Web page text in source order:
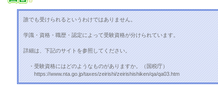
誰でも受けられるというわけではありません。
学識・資格・職歴・認定によって受験資格が分けられています。
詳細は、下記のサイトを参照してください。
・受験資格にはどのようなものがありますか。（国税庁）
https://www.nta.go.jp/taxes/zeirishi/zeirishishiken/qa/qa03.htm